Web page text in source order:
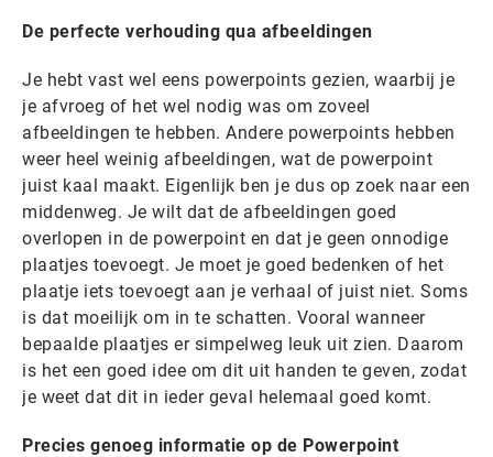
De perfecte verhouding qua afbeeldingen
Je hebt vast wel eens powerpoints gezien, waarbij je
je afvroeg of het wel nodig was om zoveel
afbeeldingen te hebben. Andere powerpoints hebben
weer heel weinig afbeeldingen, wat de powerpoint
juist kaal maakt. Eigenlijk ben je dus op zoek naar een
middenweg. Je wilt dat de afbeeldingen goed
overlopen in de powerpoint en dat je geen onnodige
plaatjes toevoegt. Je moet je goed bedenken of het
plaatje iets toevoegt aan je verhaal of juist niet. Soms
is dat moeilijk om in te schatten. Vooral wanneer
bepaalde plaatjes er simpelweg leuk uit zien. Daarom
is het een goed idee om dit uit handen te geven, zodat
je weet dat dit in ieder geval helemaal goed komt.
Precies genoeg informatie op de Powerpoint